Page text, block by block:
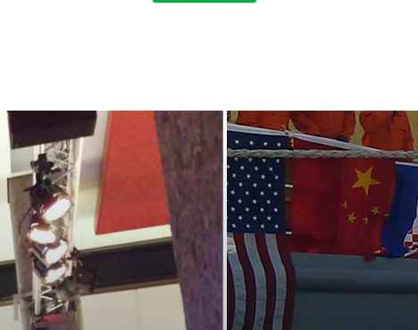
van ons evenement heb ik
en dat is een aanrader! Alles